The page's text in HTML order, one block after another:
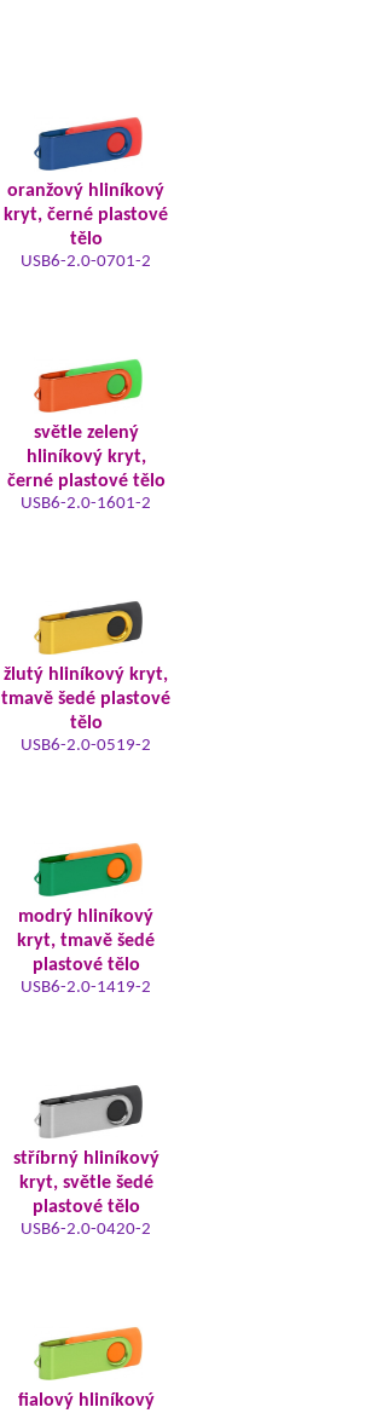
oranžový hliníkový
kryt, černé plastové
tělo
USB6-2.0-0701-2
světle zelený
hliníkový kryt,
černé plastové tělo
USB6-2.0-1601-2
žlutý hliníkový kryt,
tmavě šedé plastové
tělo
USB6-2.0-0519-2
modrý hliníkový
kryt, tmavě šedé
plastové tělo
USB6-2.0-1419-2
stříbrný hliníkový
kryt, světle šedé
plastové tělo
USB6-2.0-0420-2
fialový hliníkový